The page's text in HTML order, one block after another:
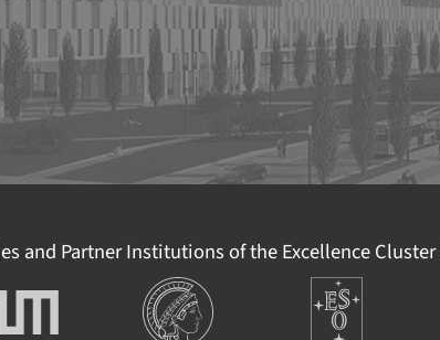
and Partner Institutions of the Excellence Cluster
Universität
Institutionen
Europäische
Südsternwarte